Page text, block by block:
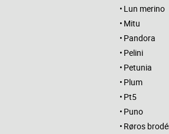
Lun merino
Mitu
Pandora
Pelini
Petunia
Plum
Pt5
Puno
Røros